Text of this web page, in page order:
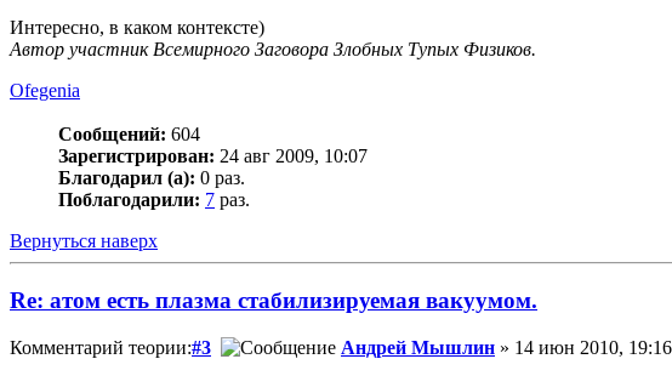
Интересно, в каком контексте)
Автор участник Всемирного Заговора Злобных Тупых Физиков.
Ofegenia
Сообщений: 604
Зарегистрирован: 24 авг 2009, 10:07
Благодарил (а): 0 раз.
Поблагодарили: 7 раз.
Вернуться наверх
Re: атом есть плазма стабилизируемая вакуумом.
Комментарий теории:#3 Андрей Мышлин » 14 июн 2010, 19:16